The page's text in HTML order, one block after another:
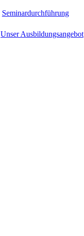
Seminardurchführung
Unser Ausbildungsangebot